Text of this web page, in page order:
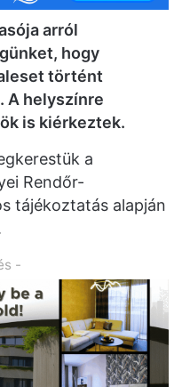
arról
hogy
történt
A helyszínre
is kiérkeztek.
a
Rendőr-
tájékoztatás alapján
-